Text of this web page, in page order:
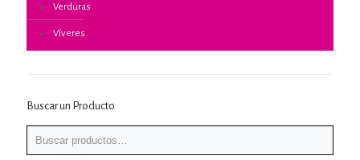
Verduras
Víveres
Buscar un Producto